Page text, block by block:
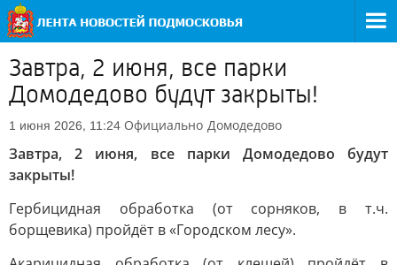
Завтра, 2 июня, все парки
Домодедово будут закрыты!
1 июня 2026, 11:24 Официально Домодедово
Завтра, 2 июня, все парки Домодедово будут
закрыты!
Гербицидная обработка (от сорняков, в т.ч.
борщевика) пройдёт в «Городском лесу».